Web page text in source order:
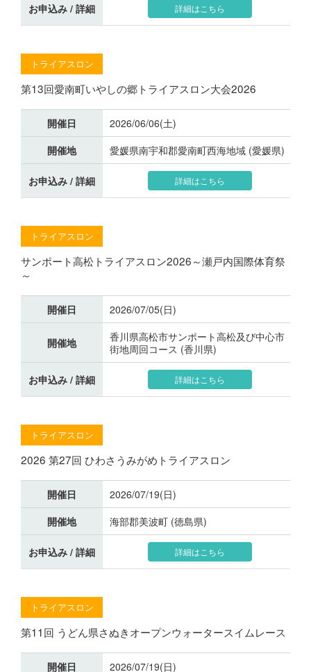
お申込み / 詳細 詳細はこちら
トライアスロン
第13回愛南町いやしの郷トライアスロン大会2026
開催日
2026/06/06(土)
開催地
愛媛県南宇和郡愛南町西海地域 (愛媛県)
お申込み / 詳細 詳細はこちら
トライアスロン
サンポート高松トライアスロン2026～瀬戸内国際体育祭
～
開催日 2026/07/05(日)
開催地
香川県高松市サンポート高松及び中心市
街地周回コース (香川県)
お申込み / 詳細 詳細はこちら
トライアスロン
2026 第27回 ひわさうみがめトライアスロン
開催日
2026/07/19(日)
開催地
海部郡美波町 (徳島県)
お申込み / 詳細 詳細はこちら
トライアスロン
第11回 うどん県さぬきオープンウォータースイムレース
開催日 2026/07/19(日)